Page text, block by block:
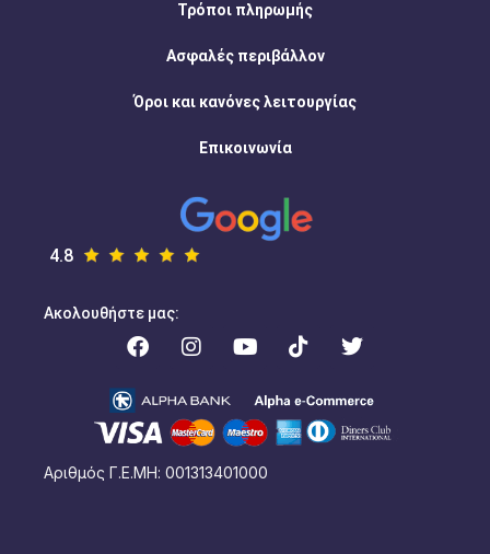
4.8
Τρόποι πληρωμής
Ασφαλές περιβάλλον
Όροι και κανόνες λειτουργίας
Επικοινωνία
Ακολουθήστε μας:
Αριθμός Γ.Ε.ΜΗ: 001313401000